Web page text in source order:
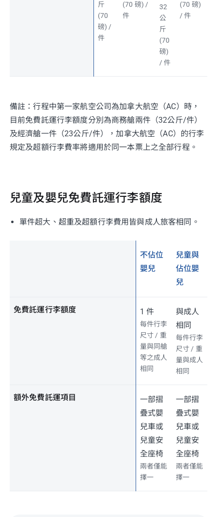
斤
(70
磅) /
件
(70 磅) /
件
32
公
斤
(70
磅)
/ 件
(70 磅)
/ 件
備註：行程中第一家航空公司為加拿大航空（AC）時，
目前免費託運行李額度分別為商務艙兩件（32公斤/件）
及經濟艙一件（23公斤/件），加拿大航空（AC）的行李
規定及超額行李費率將適用於同一本票上之全部行程。
兒童及嬰兒免費託運行李額度
單件超大、超重及超額行李費用皆與成人旅客相同。
不佔位
嬰兒
兒童與
佔位嬰
兒
免費託運行李額度 1 件
每件行李
尺寸 / 重
量與同艙
等之成人
相同
與成人
相同
每件行李
尺寸 / 重
量與成人
相同
額外免費託運項目
一部摺
疊式嬰
兒車或
兒童安
全座椅
兩者僅能
擇一
一部摺
疊式嬰
兒車或
兒童安
全座椅
兩者僅能
擇一